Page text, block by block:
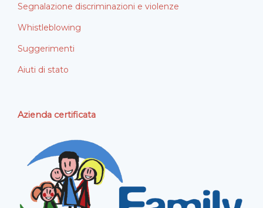
Segnalazione discriminazioni e violenze
Whistleblowing
Suggerimenti
Aiuti di stato
Azienda certificata